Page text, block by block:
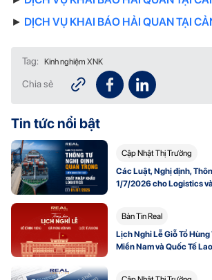
► DỊCH VỤ KHAI BÁO HẢI QUAN TẠI
Tag: Kinh nghiệm XNK
Chia sẻ
Tin tức nổi bật
Cập Nhật Thị Trường
Các Luật, Nghị định,
1/7/2026 cho Logistics
Bản Tin Real
Lịch Nghỉ Lễ Giỗ Tổ
Miền Nam và Quốc Tế